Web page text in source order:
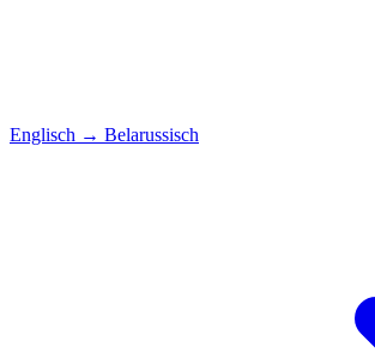
Englisch → Belarussisch